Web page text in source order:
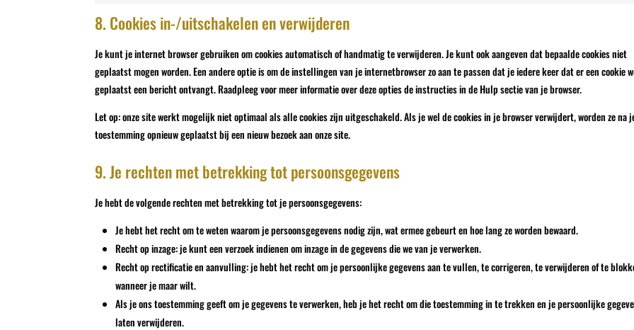
8. Cookies in-/uitschakelen en verwijderen
Je kunt je internet browser gebruiken om cookies automatisch of handmatig te verwijderen. Je kunt ook aangeven dat bepaalde cookies niet
geplaatst mogen worden. Een andere optie is om de instellingen van je internetbrowser zo aan te passen dat je iedere keer dat er een cookie
geplaatst een bericht ontvangt. Raadpleeg voor meer informatie over deze opties de instructies in de Hulp sectie van je browser.
Let op: onze site werkt mogelijk niet optimaal als alle cookies zijn uitgeschakeld. Als je wel de cookies in je browser verwijdert, worden ze na
toestemming opnieuw geplaatst bij een nieuw bezoek aan onze site.
9. Je rechten met betrekking tot persoonsgegevens
Je hebt de volgende rechten met betrekking tot je persoonsgegevens:
Je hebt het recht om te weten waarom je persoonsgegevens nodig zijn, wat ermee gebeurt en hoe lang ze worden bewaard.
Recht op inzage: je kunt een verzoek indienen om inzage in de gegevens die we van je verwerken.
Recht op rectificatie en aanvulling: je hebt het recht om je persoonlijke gegevens aan te vullen, te corrigeren, te verwijderen of te
wanneer je maar wilt.
Als je ons toestemming geeft om je gegevens te verwerken, heb je het recht om die toestemming in te trekken en je persoonlijke
laten verwijderen.